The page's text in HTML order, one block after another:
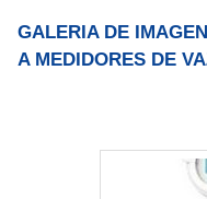
GALERIA DE
A MEDIDORES DE